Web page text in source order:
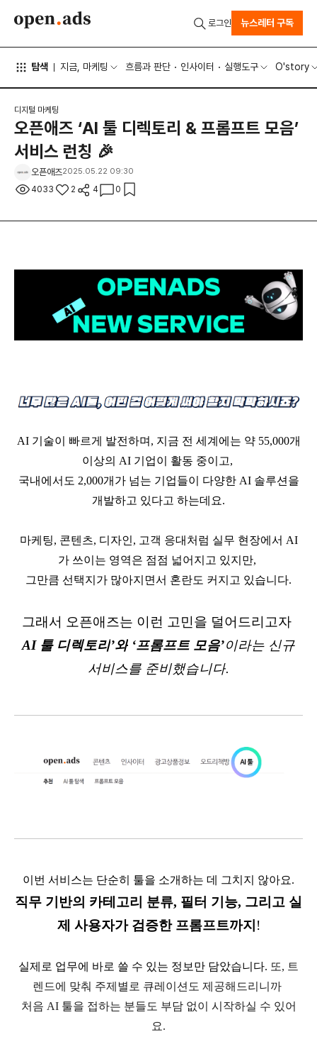
탐색 지금, 마케팅 흐름과 판단 인사이터 실행도구 O'story
로그인 뉴스레터 구독
디지털 마케팅
오픈애즈 ‘AI 툴 디렉토리 & 프롬프트 모음’
서비스 런칭 🎉
오픈애즈2025.05.22 09:30
4033 2 4 0
AI 기술이 빠르게 발전하며 , 지금 전 세계에는 약 55,000개
이상의 AI 기업이 활동 중이고,
국내에서도 2,000개가 넘는 기업들이 다양한AI 솔루션을
개발하고 있다고 하는데요.
마케팅, 콘텐츠, 디자인, 고객 응대처럼 실무 현장에서 AI
가 쓰이는 영역은 점점 넓어지고 있지만,
그만큼 선택지가 많아지면서 혼란도 커지고 있습니다.
그래서 오픈애즈는 이런 고민을 덜어드리고자
AI 툴 디렉토리’와 ‘프롬프트 모음’이라는 신규
서비스를 준비했습니다.
이번 서비스는 단순히 툴을 소개하는 데 그치지 않아요.
직무 기반의 카테고리 분류, 필터 기능, 그리고 실
제 사용자가 검증한 프롬프트까지 !
실제로 업무에 바로 쓸 수 있는 정보만 담았습니다. 또, 트
렌드에 맞춰 주제별로 큐레이션도 제공해드리니까
처음 AI 툴을 접하는 분들도 부담 없이 시작하실 수 있어
요.